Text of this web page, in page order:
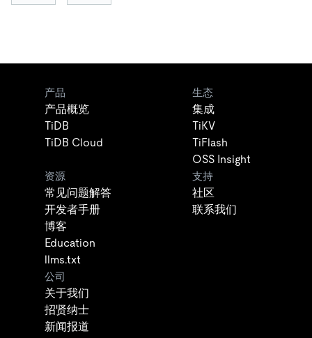
产品
产品概览
TiDB
TiDB Cloud
生态
集成
TiKV
TiFlash
OSS Insight
资源
常见问题解答
开发者手册
博客
Education
llms.txt
支持
社区
联系我们
公司
关于我们
招贤纳士
新闻报道